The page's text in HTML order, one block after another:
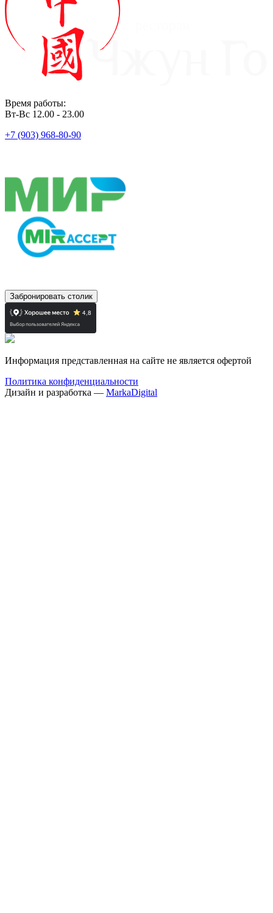
Время работы:
Вт-Вс 12.00 - 23.00
+7 (903) 968-80-90
Забронировать столик
Информация представленная на сайте не является офертой
Политика конфиденциальности
Дизайн и разработка — MarkaDigital